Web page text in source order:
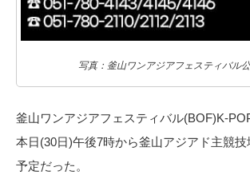
写真：釜山ワンアジアフェスティバル
釜山ワンアジアフェスティバル(BOF)K-
本日(30日)午後7時から釜山アジアド主競技
予定だった。